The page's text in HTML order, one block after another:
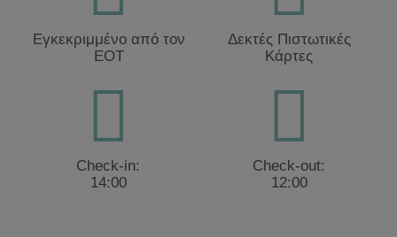
Εγκεκριμμένο από τον
ΕΟΤ
Δεκτές Πιστωτικές
Κάρτες
Check-in:
14:00
Check-out:
12:00